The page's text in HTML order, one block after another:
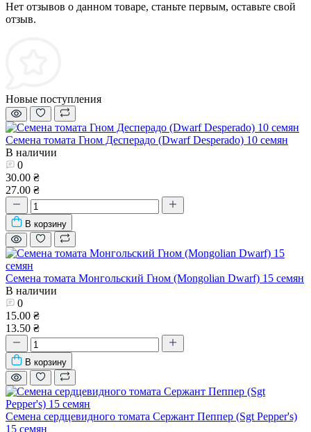
Нет отзывов о данном товаре, станьте первым, оставьте свой
отзыв.
Новые поступления
Семена томата Гном Десперадо (Dwarf Desperado) 10 семян
В наличии
0
30.00 ₴
27.00 ₴
В корзину
Семена томата Монгольский Гном (Mongolian Dwarf) 15 семян
В наличии
0
15.00 ₴
13.50 ₴
В корзину
Семена сердцевидного томата Сержант Пеппер (Sgt Pepper's)
15 семян